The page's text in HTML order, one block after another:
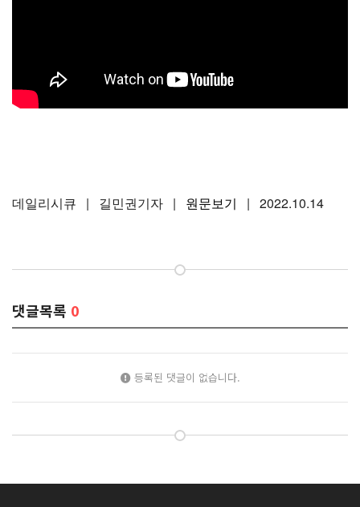
데일리시큐 | 길민권기자 | 원문보기 | 2022.10.14
댓글목록 0
등록된 댓글이 없습니다.